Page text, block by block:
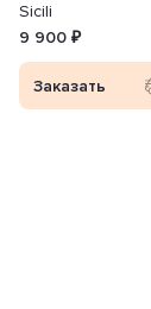
Sicili
9 900 ₽
Заказать